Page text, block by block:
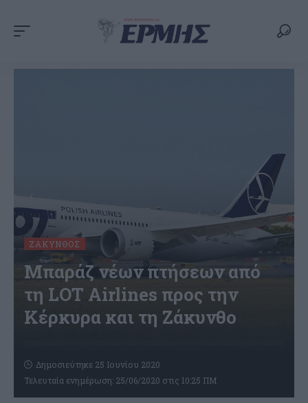
ΖΆΚΥΝΘΟΣ
Μπαράζ νέων πτήσεων από
τη LOT Airlines προς την
Κέρκυρα και τη Ζάκυνθο
Τελευταία ενημέρωση: 25/06/2020 στις 10:25 ΠΜ
Δημοσιεύτηκε 25 Ιουνίου 2020